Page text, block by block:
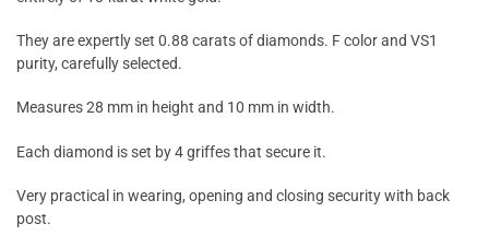
They are expertly set 0.88 carats of diamonds. F color and VS1
purity, carefully selected.
Measures 28 mm in height and 10 mm in width.
Each diamond is set by 4 griffes that secure it.
Very practical in wearing, opening and closing security with back
post.